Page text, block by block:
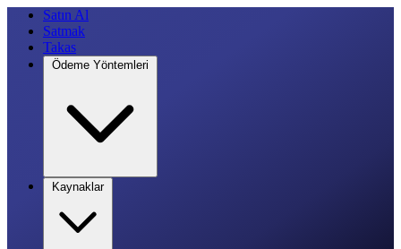
Satın Al
Satmak
Takas
Ödeme Yöntemleri
Kaynaklar